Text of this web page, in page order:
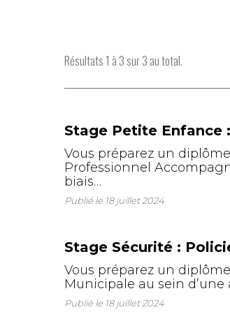
Résultats 1 à 3 sur 3 au total.
Stage Petite Enfance
Vous préparez un
Professionnel
biais…
Publié le 18 juillet 2024
Stage Sécurité :
Vous préparez un
Municipale au sein
Publié le 18 juillet 2024